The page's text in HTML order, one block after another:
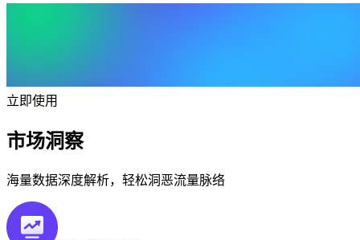
立即使用
市场洞察
海量数据深度解析，轻松洞恶流量脉络